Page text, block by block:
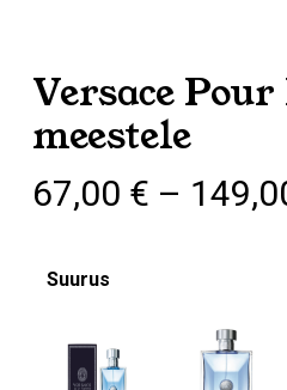
Versace
meestele
67,00 € –
Suurus